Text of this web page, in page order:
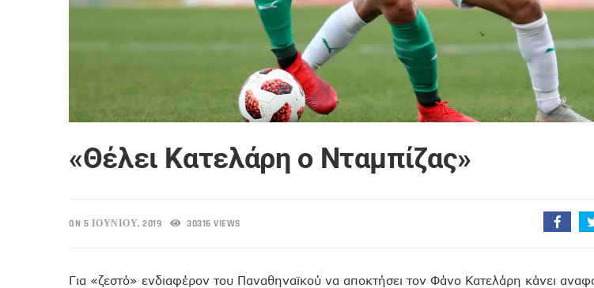
«Θέλει Κατελάρη ο Νταμπίζας»
ON 5 ΙΟΥΝΊΟΥ, 2019 30316 VIEWS
Για «ζεστό» ενδιαφέρον του Παναθηναϊκού να αποκτήσει τον Φάνο Κατελάρη κάνει